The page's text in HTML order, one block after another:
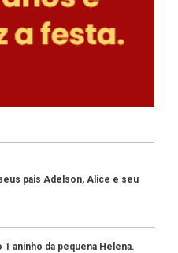
pais Adelson, Alice e seu
aninho da pequena Helena.